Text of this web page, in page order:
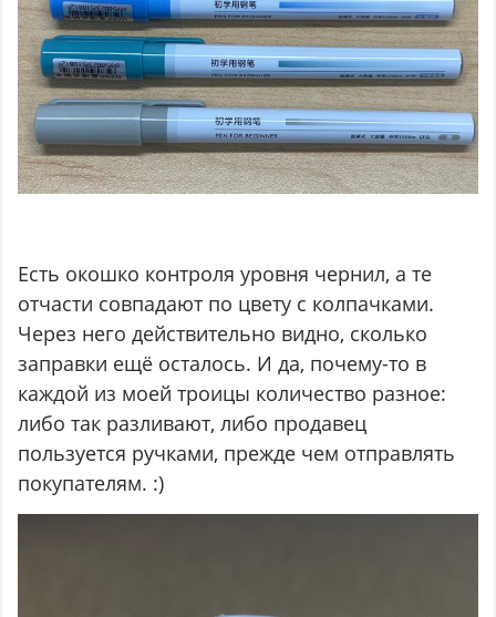
Есть окошко контроля уровня чернил, а те
отчасти совпадают по цвету с колпачками.
Через него действительно видно, сколько
заправки ещё осталось. И да, почему-то в
каждой из моей троицы количество разное:
либо так разливают, либо продавец
пользуется ручками, прежде чем отправлять
покупателям. :)